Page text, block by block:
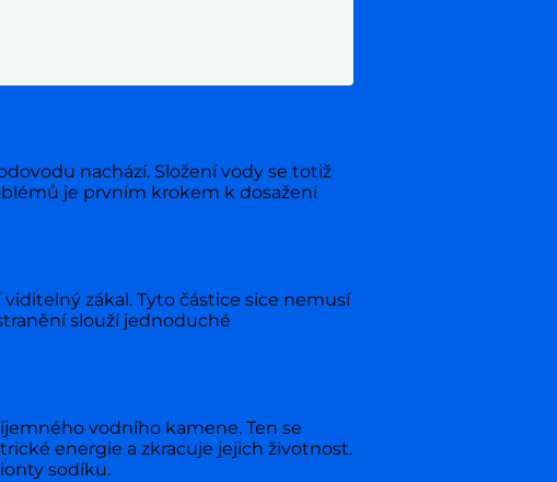
nachází. Složení vody se totiž
je prvním krokem k dosažení
zákal. Tyto částice sice nemusí
slouží jednoduché
vodního kamene. Ten se
energie a zkracuje jejich životnost.
sodíku.